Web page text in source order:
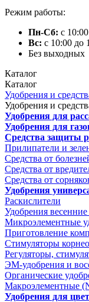
Режим работы:
Пн-Сб: с
Вс: с 10:00 до
Без выходных
Каталог
Каталог
Удобрения и
Удобрения и
Удобрения для
Удобрения для
Средства защиты
Прилипатели и
Средства от
Средства от
Средства от
Удобрения
Раскислители
Удобрения
Микроэлементные
Приготовление
Стимуляторы
Регуляторы,
ЭМ-удобрения и
Органические
Макроэлементные
Удобрения для